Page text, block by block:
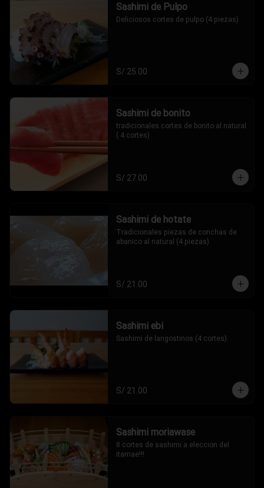
Sashimi de Pulpo
Deliciosos cortes de pulpo (4 piezas)
S/ 25.00
Sashimi de bonito
tradicionales cortes de bonito al natural
( 4 cortes)
S/ 27.00
Sashimi de hotate
Tradicionales piezas de conchas de
abanico al natural (4 piezas)
S/ 21.00
Sashimi ebi
Sashimi de langostinos (4 cortes).
S/ 21.00
Sashimi moriawase
8 cortes de sashimi a eleccion del
itamae!!!